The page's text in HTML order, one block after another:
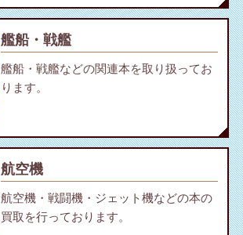
艦船・戦艦
艦船・戦艦などの関連本を取り扱ってお
ります。
航空機
航空機・戦闘機・ジェット機などの本の
買取を行っております。